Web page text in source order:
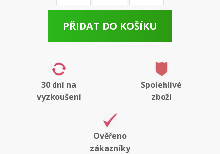
PŘIDAT DO KOŠÍKU
30 dní na
vyzkoušení
Spolehlivé
zboží
Ověřeno
zákazníky